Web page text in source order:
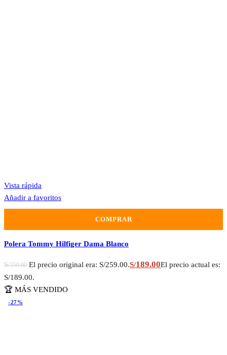
Vista rápida
Añadir a favoritos
COMPRAR
Polera Tommy Hilfiger Dama Blanco
S/259.00 El precio original era: S/259.00.S/189.00El precio actual es:
S/189.00.
🏆 MÁS VENDIDO
-27%